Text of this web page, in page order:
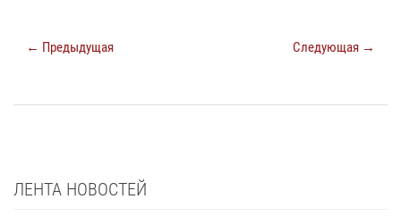
← Предыдущая Следующая →
ЛЕНТА НОВОСТЕЙ